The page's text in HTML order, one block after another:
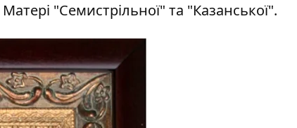
"Семистрільної" та "Казанської".